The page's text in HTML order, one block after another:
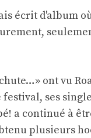
écrit d'album
ont vu
festival, ses
a continué à
plusieurs